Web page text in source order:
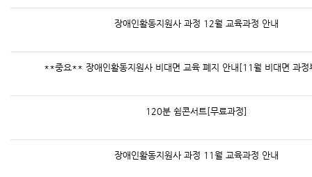
장애인활동지원사 과정 12월 교육과정 안내
**중요** 장애인활동지원사 비대면 교육 폐지 안내[11월 비대면 과정
120분 쉼콘서트[무료과정]
장애인활동지원사 과정 11월 교육과정 안내